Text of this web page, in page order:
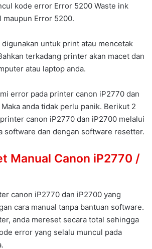
kode error Error 5200 Waste ink
maupun Error 5200.
untuk print atau mencetak
terkadang printer akan macet dan
atau laptop anda.
error pada printer canon iP2770 dan
anda tidak perlu panik. Berikut 2
canon iP2770 dan iP2700 melalui
software dan dengan software resetter.
Manual Canon iP2770 /
canon iP2770 dan iP2700 yang
cara manual tanpa bantuan software.
anda mereset secara total sehingga
error yang selalu muncul pada